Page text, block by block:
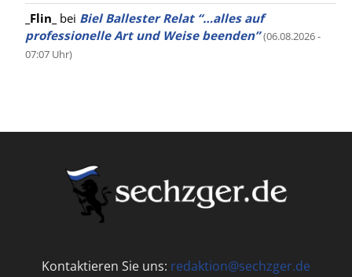
_Flin_ bei Biel Ballester Relat “…alles auf
professionelle Art und Weise beenden” (06.08.2026 -
07:07 Uhr)
Kontaktieren Sie uns: redaktion@sechzger.de